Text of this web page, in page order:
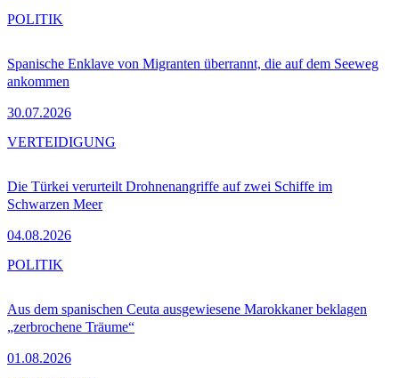
Spanische Enklave von Migranten überrannt, die auf dem Seeweg
ankommen
30.07.2026
POLITIK
Die Türkei verurteilt Drohnenangriffe auf zwei Schiffe im
Schwarzen Meer
04.08.2026
VERTEIDIGUNG
Aus dem spanischen Ceuta ausgewiesene Marokkaner beklagen
„zerbrochene Träume“
01.08.2026
POLITIK